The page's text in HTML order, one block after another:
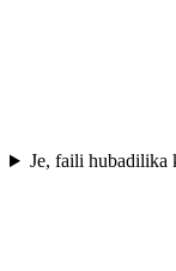
Je, faili hubadilika